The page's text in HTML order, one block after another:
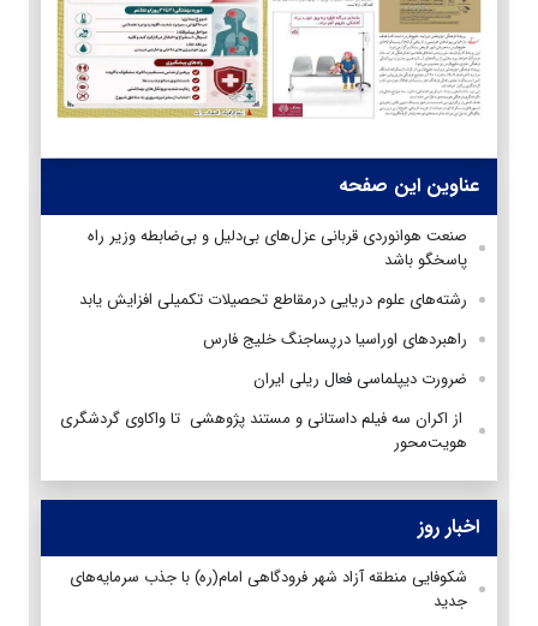
عناوین این صفحه
صنعت هوانوردی قربانی عزل‌های بی‌دلیل و بی‌ضابطه وزیر راه
پاسخگو باشد
رشته‌های علوم دریایی درمقاطع تحصیلات تکمیلی افزایش یابد
راهبردهای اوراسیا درپساجنگ خلیج فارس
ضرورت دیپلماسی فعال ریلی ایران
از اکران سه فیلم داستانی و مستند پژوهشی تا واکاوی گردشگری
هویت‌محور
اخبار روز
شکوفایی منطقه آزاد شهر فرودگاهی امام(ره) با جذب سرمایه‌های
جدید